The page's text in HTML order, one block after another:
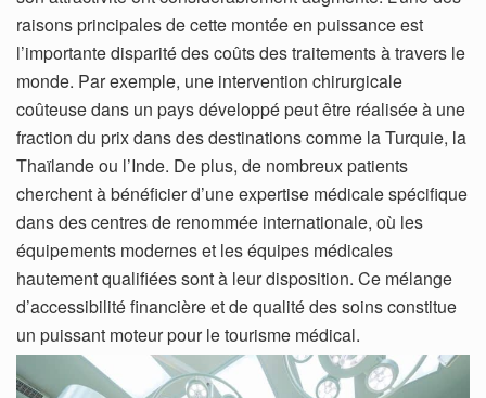
raisons principales de cette montée en puissance est
l’importante disparité des coûts des traitements à travers le
monde. Par exemple, une intervention chirurgicale
coûteuse dans un pays développé peut être réalisée à une
fraction du prix dans des destinations comme la Turquie, la
Thaïlande ou l’Inde. De plus, de nombreux patients
cherchent à bénéficier d’une expertise médicale spécifique
dans des centres de renommée internationale, où les
équipements modernes et les équipes médicales
hautement qualifiées sont à leur disposition. Ce mélange
d’accessibilité financière et de qualité des soins constitue
un puissant moteur pour le tourisme médical.